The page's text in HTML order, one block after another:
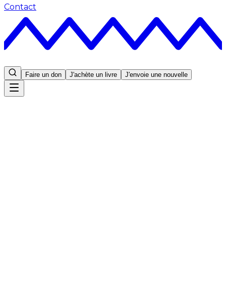
Contact
Faire un don J'achète un livre J'envoie une nouvelle